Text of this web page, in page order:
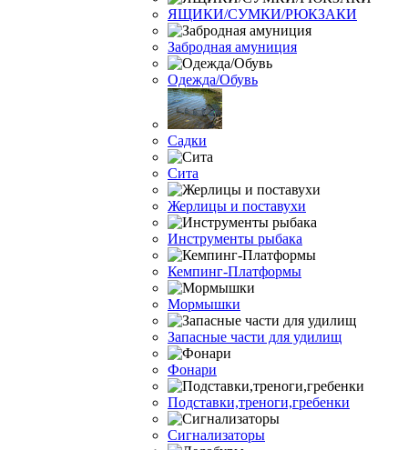
ЯЩИКИ/СУМКИ/РЮКЗАКИ
Забродная амуниция
Одежда/Обувь
Садки
Сита
Жерлицы и поставухи
Инструменты рыбака
Кемпинг-Платформы
Мормышки
Запасные части для удилищ
Фонари
Подставки,треноги,гребенки
Сигнализаторы